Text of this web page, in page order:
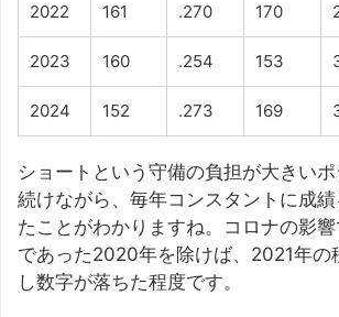
2022 161 .270 170
2023 160 .254 153
2024 152 .273 169
ショートという守備の負担が大きい
続けながら、毎年コンスタントに成
たことがわかりますね。コロナの影
であった2020年を除けば、2021年の
し数字が落ちた程度です。